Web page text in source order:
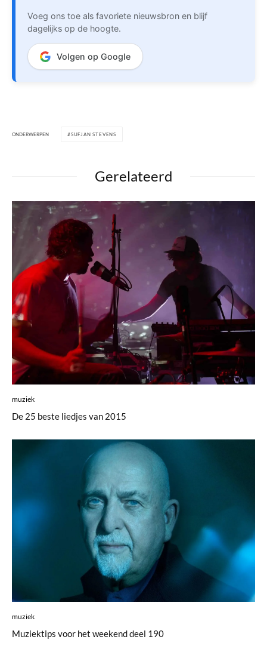
Voeg ons toe als favoriete nieuwsbron en blijf
dagelijks op de hoogte.
Volgen op Google
ONDERWERPEN SUFJAN STEVENS
Gerelateerd
muziek
De 25 beste liedjes van 2015
muziek
Muziektips voor het weekend deel 190